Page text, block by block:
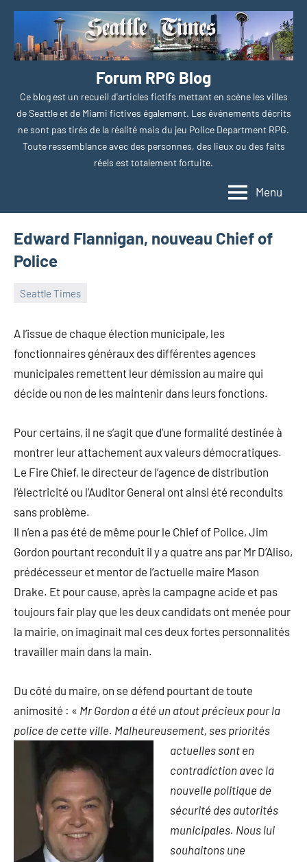
Aller
contenu
Forum RPG Blog
Ce blog est un recueil d'articles fictifs mettant en scène les villes
de Seattle et de Miami fictives également. Les événements décrits
ne sont pas tirés de la réalité mais du jeu Police Department RPG.
Toute ressemblance avec des personnes, des lieux ou des faits
réels est totalement fortuite.
Menu
Edward Flannigan, nouveau Chief of
Police
Seattle Times
2015
A l’issue de chaque élection municipale, les
fonctionnaires généraux des différentes agences
municipales remettent leur démission au maire qui
décide ou non de les maintenir dans leurs fonctions.
Pour certains, il ne s’agit que d’une formalité destinée à
montrer leur attachement aux valeurs démocratiques.
Le Fire Chief, le directeur de l’agence de distribution
l’électricité ou l’Auditor General ont ainsi été reconduits
sans problème.
Il n’en a pas été de même pour le Chief of Police, Jim
Gordon pourtant reconduit il y a quatre ans par Mr D’Aliso,
prédécesseur et mentor de l’actuelle maire Mason
Drake. Et pour cause, après la campagne acide et pas
toujours fair play que les deux candidats ont menée pour
la mairie, on imaginait mal ces deux fortes personnalités
travailler main dans la main.
Du côté du maire, on se défend pourtant de toute
animosité : « Mr Gordon a été un atout précieux pour la
police de cette ville. Malheureusement, ses priorités
actuelles sont en
contradiction avec la
nouvelle politique de
sécurité des autorités
municipales. Nous lui
souhaitons une